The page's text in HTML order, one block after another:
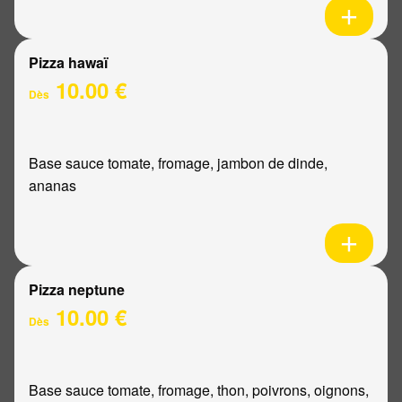
Pizza hawaï
Dès 10.00 €
Base sauce tomate, fromage, jambon de dinde,
ananas
Pizza neptune
Dès 10.00 €
Base sauce tomate, fromage, thon, poivrons, oignons,